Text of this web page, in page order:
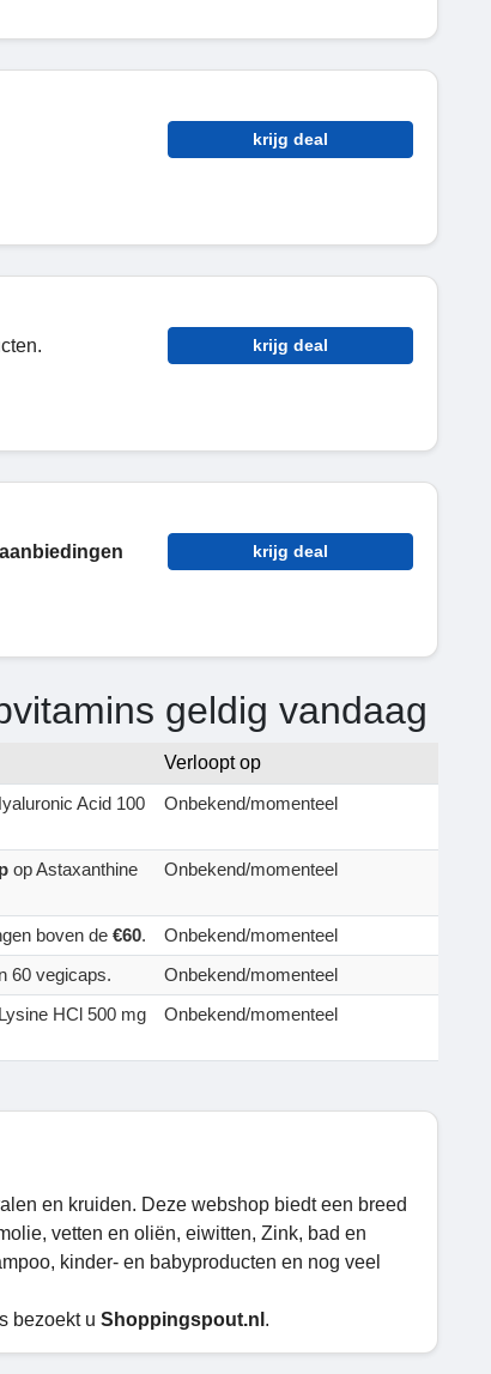
krijg deal
krijg deal
aanbiedingen
krijg deal
geldig vandaag
Verloopt op
Acid 100
Onbekend/momenteel
op Astaxanthine
Onbekend/momenteel
boven de €60.
Onbekend/momenteel
60 vegicaps.
Onbekend/momenteel
HCl 500 mg
Onbekend/momenteel
en kruiden. Deze webshop biedt een breed
vetten en oliën, eiwitten, Zink, bad en
kinder- en babyproducten en nog veel
bezoekt u Shoppingspout.nl .